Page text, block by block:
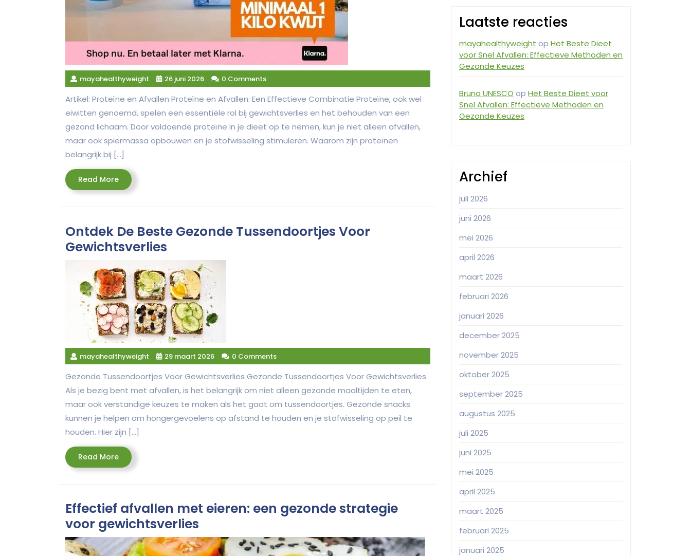
mayahealthyweight 26 juni 2026 0 Comments
Artikel: Proteïne en Afvallen Proteïne en Afvallen: Een Effectieve Combinatie Proteïne, ook wel
eiwitten genoemd, spelen een essentiële rol bij gewichtsverlies en het behouden van een
gezond lichaam. Door voldoende proteïne in je dieet op te nemen, kun je niet alleen afvallen,
maar ook spiermassa opbouwen en je stofwisseling stimuleren. Waarom zijn proteïnen
belangrijk bij […]
Read MoreRead
More
Ontdek De Beste Gezonde Tussendoortjes Voor
Gewichtsverlies
mayahealthyweight 29 maart 2026 0 Comments
Gezonde Tussendoortjes Voor Gewichtsverlies Gezonde Tussendoortjes Voor Gewichtsverlies
Als je bezig bent met afvallen, is het belangrijk om niet alleen gezonde maaltijden te eten,
maar ook verstandige keuzes te maken als het gaat om tussendoortjes. Gezonde snacks
kunnen je helpen om hongergevoelens op afstand te houden en je stofwisseling op peil te
houden. Hier zijn […]
Read MoreRead
More
Effectief afvallen met eieren: een gezonde strategie
voor gewichtsverlies
Laatste reacties
mayahealthyweight op Het Beste Dieet
voor Snel Afvallen: Effectieve Methoden en
Gezonde Keuzes
Bruno UNESCO op Het Beste Dieet voor
Snel Afvallen: Effectieve Methoden en
Gezonde Keuzes
Archief
juli 2026
juni 2026
mei 2026
april 2026
maart 2026
februari 2026
januari 2026
december 2025
november 2025
oktober 2025
september 2025
augustus 2025
juli 2025
juni 2025
mei 2025
april 2025
maart 2025
februari 2025
januari 2025